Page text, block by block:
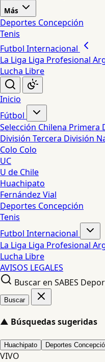
Más
Deportes Concepción
Tenis
Futbol Internacional
La Liga Liga Profesional
Lucha Libre
Inicio
Fútbol
Selección Chilena Primera
División Tercera División
Colo Colo
UC
U de Chile
Huachipato
Fernández Vial
Deportes Concepción
Tenis
Futbol Internacional
La Liga Liga Profesional
Lucha Libre
AVISOS LEGALES
Buscar en SABES
Buscar
▲ Búsquedas sugeridas
Huachipato Deportes
VIVO